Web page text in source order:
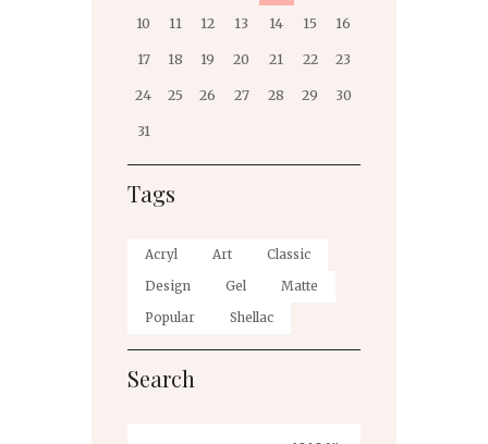
10 11 12 13 14 15 16
17 18 19 20 21 22 23
24 25 26 27 28 29 30
31
Tags
Acryl Art Classic
Design Gel Matte
Popular Shellac
Search